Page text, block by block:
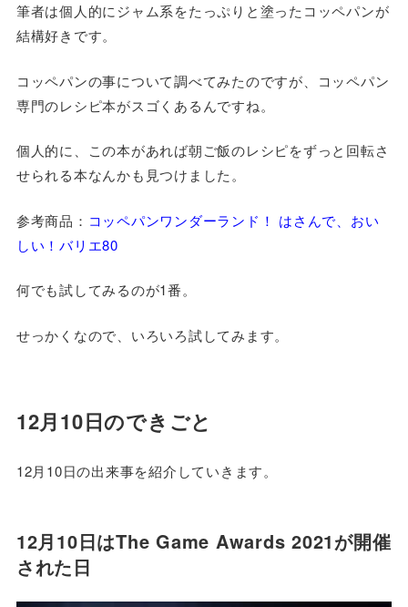
筆者は個人的にジャム系をたっぷりと塗ったコッペパンが
結構好きです。
コッペパンの事について調べてみたのですが、コッペパン
専門のレシピ本がスゴくあるんですね。
個人的に、この本があれば朝ご飯のレシピをずっと回転さ
せられる本なんかも見つけました。
参考商品： コッペパンワンダーランド！ はさんで、おい
しい！バリエ80
何でも試してみるのが1番。
せっかくなので、いろいろ試してみます。
12月10日のできごと
12月10日の出来事を紹介していきます。
12月10日はThe Game Awards 2021が開催
された日